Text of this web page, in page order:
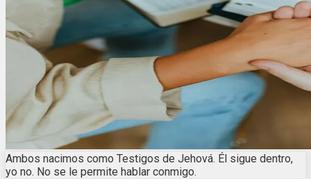
Ambos nacimos como Testigos de Jehová. Él sigue dentro,
yo no. No se le permite hablar conmigo.